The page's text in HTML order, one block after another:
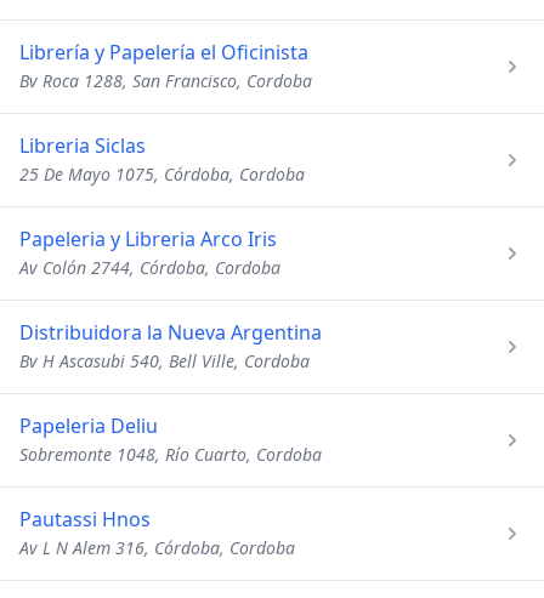
Librería y Papelería el Oficinista
Bv Roca 1288, San Francisco, Cordoba
Libreria Siclas
25 De Mayo 1075, Córdoba, Cordoba
Papeleria y Libreria Arco Iris
Av Colón 2744, Córdoba, Cordoba
Distribuidora la Nueva Argentina
Bv H Ascasubi 540, Bell Ville, Cordoba
Papeleria Deliu
Sobremonte 1048, Río Cuarto, Cordoba
Pautassi Hnos
Av L N Alem 316, Córdoba, Cordoba